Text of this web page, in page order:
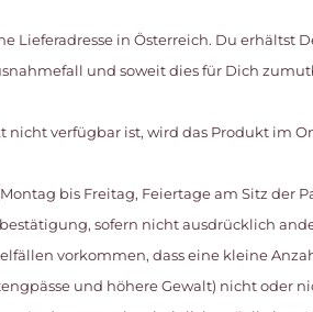
Lieferadresse in Österreich. Du erhältst
und soweit dies für Dich
verfügbar ist, wird das Produkt im
bis Freitag, Feiertage am Sitz der
sofern nicht ausdrücklich
vorkommen, dass eine kleine
und höhere Gewalt) nicht oder